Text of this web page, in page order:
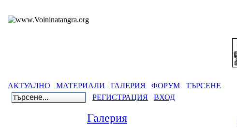
АКТУАЛНО МАТЕРИАЛИ ГАЛЕРИЯ ФОРУМ
ТЪРСЕНЕ
РЕГИСТРАЦИЯ
ВХОД
Галерия